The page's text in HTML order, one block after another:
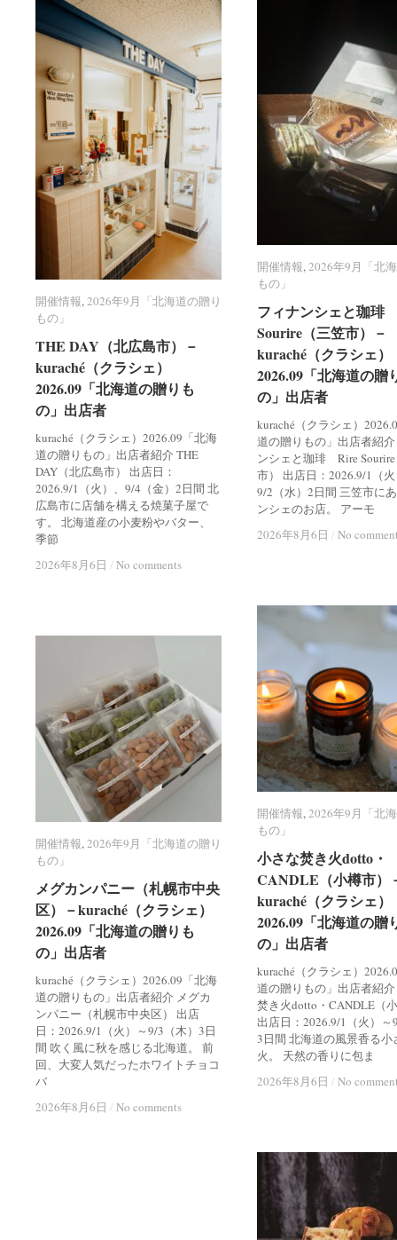
開催情報,2026年9月「北海道の贈り
もの」
THE DAY（北広島市）－
kuraché（クラシェ）
2026.09「北海道の贈りも
の」出店者
kuraché（クラシェ）2026.09「北海
道の贈りもの」出店者紹介 THE
DAY（北広島市） 出店日：
2026.9/1（火）、9/4（金）2日間 北
広島市に店舗を構える焼菓子屋で
す。 北海道産の小麦粉やバター、
季節
2026年8月6日 / No comments
開催情報 2026年9月「北海道の贈り
もの」
THE DAY（北広島市）－
kuraché（クラシェ）
2026.09「北海道の贈りも
の」出店者
2026年8月6日 / No comments
開催情報,2026年9月「北
もの」
フィナンシェと珈
Sourire（三笠市）－
kuraché（クラシェ）
2026.09「北海道の贈
の」出店者
kuraché（クラシェ）
道の贈りもの」出店者紹
ンシェと珈琲 Rire
市） 出店日：2026.9/1（
9/2（水）2日間 三笠市に
ンシェのお店。 アーモ
2026年8月6日 / No
開催情報 2026年9月「北
もの」
フィナンシェと珈
Sourire（三笠市）－
kuraché（クラシェ）
2026.09「北海道の贈
の」出店者
2026年8月6日 / No
開催情報,2026年9月「北
もの」
小さな焚き火dotto・
CANDLE（小樽市）
kuraché（クラシェ）
2026.09「北海道の贈
の」出店者
kuraché（クラシェ）
道の贈りもの」出店者紹
焚き火dotto・CANDLE（
出店日：2026.9/1（火）～
3日間 北海道の風景香る小
火。 天然の香りに包ま
2026年8月6日 / No
開催情報 2026年9月「北
もの」
小さな焚き火dotto・
CANDLE（小樽市）
kuraché（クラシェ）
2026.09「北海道の贈
の」出店者
2026年8月6日 / No
開催情報,2026年9月「北海道の贈り
もの」
メグカンパニー（札幌市中央
区）－kuraché（クラシェ）
2026.09「北海道の贈りも
の」出店者
kuraché（クラシェ）2026.09「北海
道の贈りもの」出店者紹介 メグカ
ンパニー（札幌市中央区） 出店
日：2026.9/1（火）～9/3（木）3日
間 吹く風に秋を感じる北海道。 前
回、大変人気だったホワイトチョコ
バ
2026年8月6日 / No comments
開催情報 2026年9月「北海道の贈り
もの」
メグカンパニー（札幌市中央
区）－kuraché（クラシェ）
2026.09「北海道の贈りも
の」出店者
2026年8月6日 / No comments